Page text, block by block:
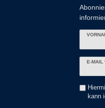
E-MAIL
kann